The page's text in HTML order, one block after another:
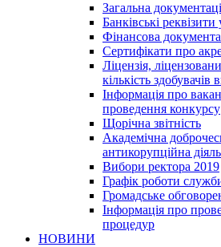
Загальна
Банківські реквізити
Фінансова
Сертифікати про
Ліцензія,
кількість здобувачів
Інформація про
проведення конкурсу
Щорічна звітність
Академічна
антикорупційна
Вибори ректора 2019
Графік роботи
Громадське
Інформація про
процедур
НОВИНИ